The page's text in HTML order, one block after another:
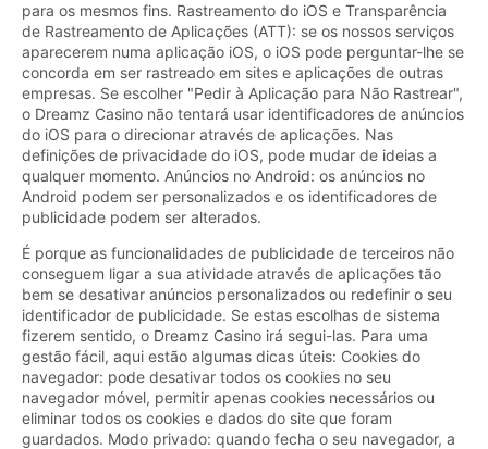
para os mesmos fins. Rastreamento do iOS e Transparência
de Rastreamento de Aplicações (ATT): se os nossos serviços
aparecerem numa aplicação iOS, o iOS pode perguntar-lhe se
concorda em ser rastreado em sites e aplicações de outras
empresas. Se escolher "Pedir à Aplicação para Não Rastrear",
o Dreamz Casino não tentará usar identificadores de anúncios
do iOS para o direcionar através de aplicações. Nas
definições de privacidade do iOS, pode mudar de ideias a
qualquer momento. Anúncios no Android: os anúncios no
Android podem ser personalizados e os identificadores de
publicidade podem ser alterados.
É porque as funcionalidades de publicidade de terceiros não
conseguem ligar a sua atividade através de aplicações tão
bem se desativar anúncios personalizados ou redefinir o seu
identificador de publicidade. Se estas escolhas de sistema
fizerem sentido, o Dreamz Casino irá segui-las. Para uma
gestão fácil, aqui estão algumas dicas úteis: Cookies do
navegador: pode desativar todos os cookies no seu
navegador móvel, permitir apenas cookies necessários ou
eliminar todos os cookies e dados do site que foram
guardados. Modo privado: quando fecha o seu navegador, a